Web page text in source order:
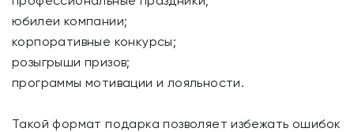
юбилеи компании;
корпоративные конкурсы;
розыгрыши призов;
программы мотивации и лояльности.
Такой формат подарка позволяет избежать ошибок